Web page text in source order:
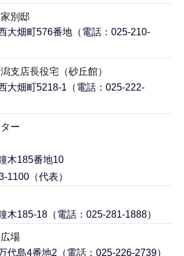
別邸
大畑町576番地（電話：025-210-
支店長役宅（砂丘館）
大畑町5218-1（電話：025-222-
ー
木185番地10
1100（代表）
木185-18（電話：025-281-1888）
場
代島4番地2（電話：025-226-2739）